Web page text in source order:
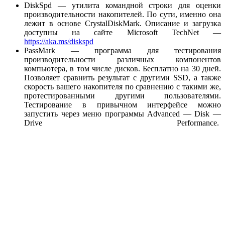
DiskSpd — утилита командной строки для оценки
производительности накопителей. По сути, именно она
лежит в основе CrystalDiskMark. Описание и загрузка
доступны на сайте Microsoft TechNet —
https://aka.ms/diskspd
PassMark — программа для тестирования
производительности различных компонентов
компьютера, в том числе дисков. Бесплатно на 30 дней.
Позволяет сравнить результат с другими SSD, а также
скорость вашего накопителя по сравнению с такими же,
протестированными другими пользователями.
Тестирование в привычном интерфейсе можно
запустить через меню программы Advanced — Disk —
Drive Performance.